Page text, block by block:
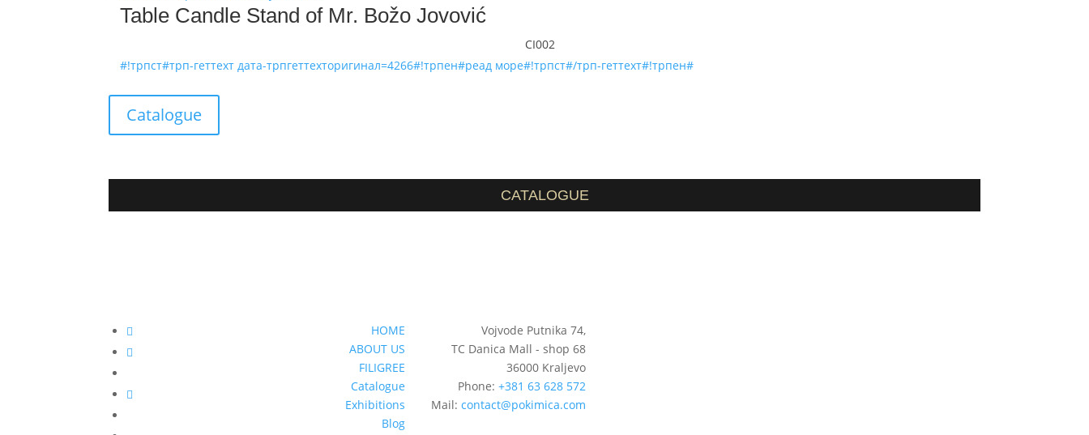
Table Candle Stand of Mr. Božo Jovović
CI002
#!трпст#трп-геттеxт дата-трпгеттеxторигинал=4266#!трпен#реад море#!трпст#/трп-геттеxт#!трпен#
Catalogue
CATALOGUE
HOME
ABOUT US
FILIGREE
Catalogue
Exhibitions
Blog
Vojvode Putnika 74,
TC Danica Mall - shop 68
36000 Kraljevo
Phone: +381 63 628 572
Mail: contact@pokimica.com